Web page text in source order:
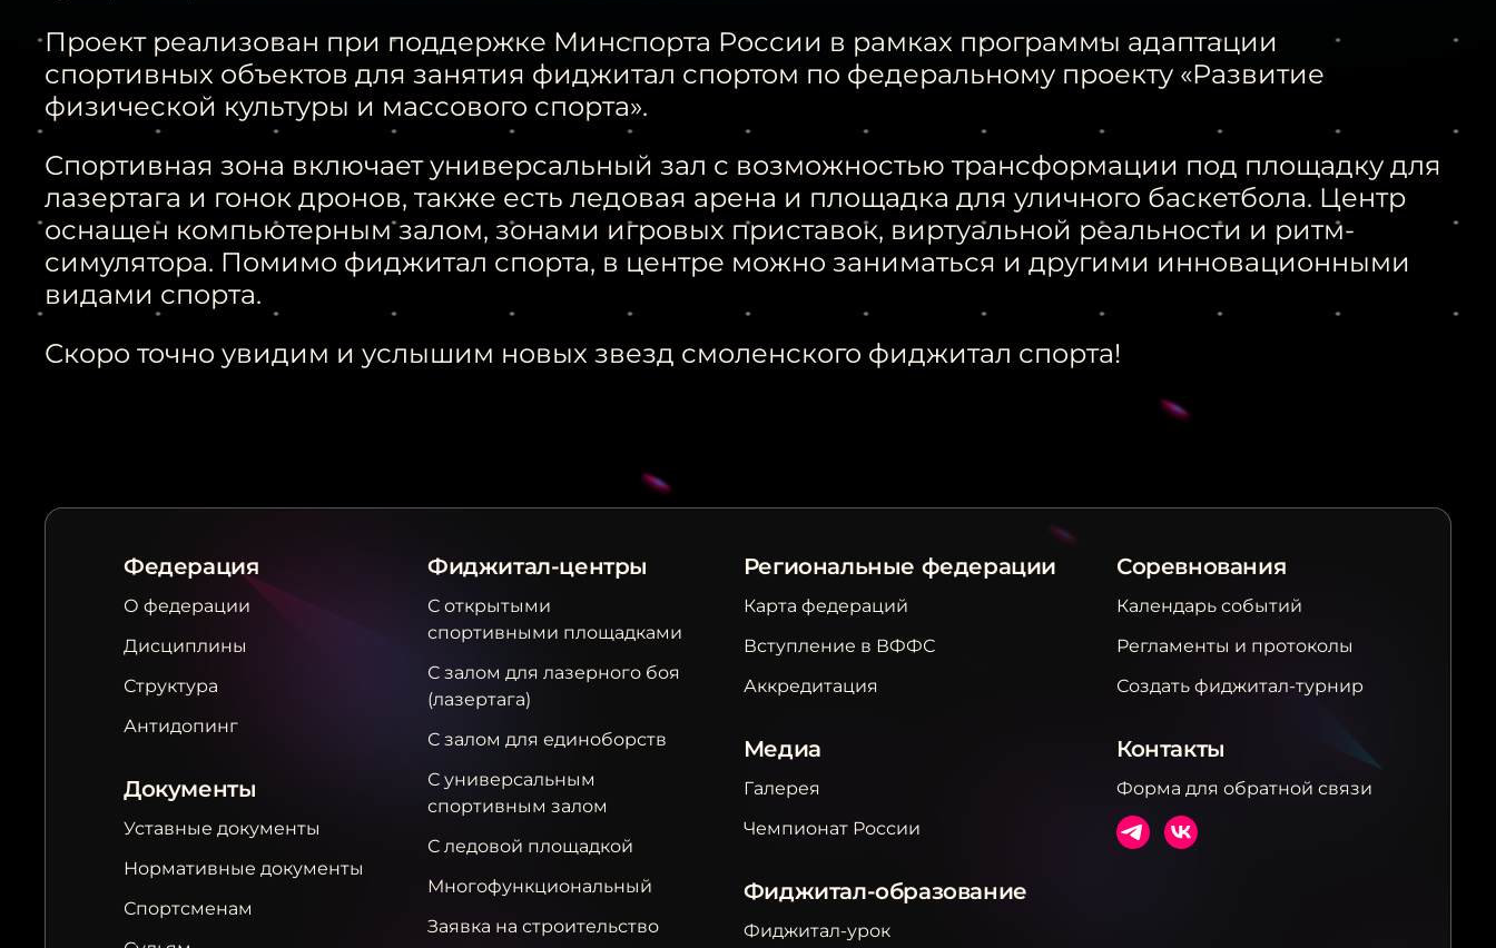
Проект реализован при поддержке Минспорта России в рамках программы адаптации
спортивных объектов для занятия фиджитал спортом по федеральному проекту «Развитие
физической культуры и массового спорта».
Спортивная зона включает универсальный зал с возможностью трансформации под площадку для
лазертага и гонок дронов, также есть ледовая арена и площадка для уличного баскетбола. Центр
оснащен компьютерным залом, зонами игровых приставок, виртуальной реальности и ритм-
симулятора. Помимо фиджитал спорта, в центре можно заниматься и другими инновационными
видами спорта.
Скоро точно увидим и услышим новых звезд смоленского фиджитал спорта!
Федерация
О федерации
Дисциплины
Структура
Антидопинг
Документы
Уставные документы
Нормативные документы
Спортсменам
Фиджитал-центры
С открытыми
спортивными площадками
С залом для лазерного боя
(лазертага)
С залом для единоборств
С универсальным
спортивным залом
С ледовой площадкой
Многофункциональный
Заявка на строительство
Региональные федерации
Карта федераций
Вступление в ВФФС
Аккредитация
Медиа
Галерея
Чемпионат России
Фиджитал-образование
Фиджитал-урок
Соревнования
Календарь событий
Регламенты и протоколы
Создать фиджитал-турнир
Контакты
Форма для обратной связи